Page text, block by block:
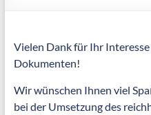
Vielen Dank für Ihr
Dokumenten!
Wir wünschen Ihnen viel
bei der Umsetzung des